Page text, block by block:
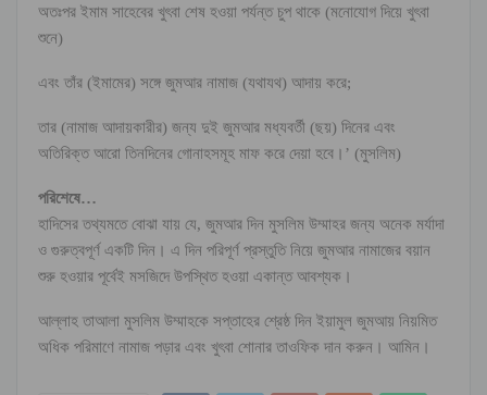
অতঃপর ইমাম সাহেবের খুৎবা শেষ হওয়া পর্যন্ত চুপ থাকে (মনোযোগ দিয়ে খুৎবা
শুনে)
এবং তাঁর (ইমামের) সঙ্গে জুমআর নামাজ (যথাযথ) আদায় করে;
তার (নামাজ আদায়কারীর) জন্য দুই জুমআর মধ্যবর্তী (ছয়) দিনের এবং
অতিরিক্ত আরো তিনদিনের গোনাহসমূহ মাফ করে দেয়া হবে।’ (মুসলিম)
পরিশেষে…
হাদিসের তথ্যমতে বোঝা যায় যে, জুমআর দিন মুসলিম উম্মাহর জন্য অনেক মর্যাদা
ও গুরুত্বপূর্ণ একটি দিন। এ দিন পরিপূর্ণ প্রস্তুতি নিয়ে জুমআর নামাজের বয়ান
শুরু হওয়ার পূর্বেই মসজিদে উপস্থিত হওয়া একান্ত আবশ্যক।
আল্লাহ তাআলা মুসলিম উম্মাহকে সপ্তাহের শ্রেষ্ঠ দিন ইয়ামুল জুমআয় নিয়মিত
অধিক পরিমাণে নামাজ পড়ার এবং খুৎবা শোনার তাওফিক দান করুন। আমিন।